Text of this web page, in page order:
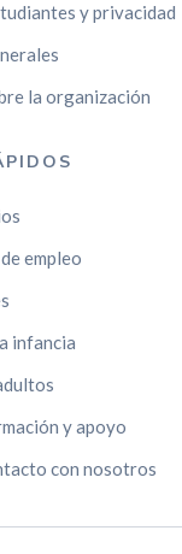
y privacidad
la organización
empleo
infancia
y apoyo
con nosotros